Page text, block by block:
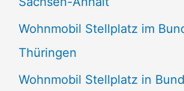
Wohnmobil Stellplatz im
Thüringen
Wohnmobil Stellplatz in